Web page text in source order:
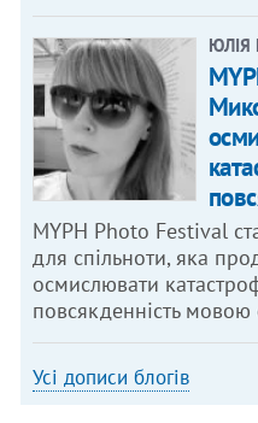
MYPH Photo Festival
для спільноти, яка
осмислювати
повсякденність мовою
Усі дописи блогів